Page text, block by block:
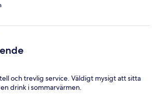
och trevlig service. Väldigt mysigt att sitta
drink i sommarvärmen.